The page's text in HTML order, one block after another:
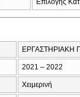
Επιλογής
ΕΡΓΑΣΤΗΡΙΑΚΗ
2021 – 2022
Χειμερινή